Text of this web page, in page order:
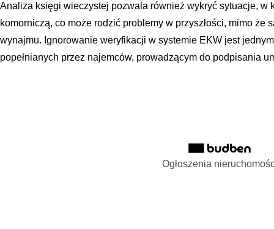
Analiza księgi wieczystej pozwala również wykryć sytuacje, w
komorniczą, co może rodzić problemy w przyszłości, mimo
wynajmu. Ignorowanie weryfikacji w systemie EKW jest
popełnianych przez najemców, prowadzącym do podpisania
Ogłoszenia